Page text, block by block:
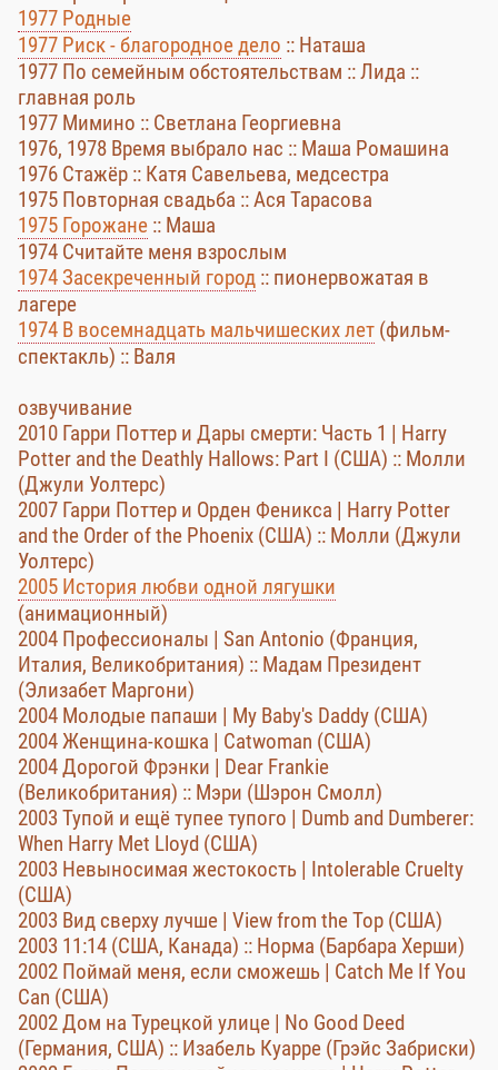
1977 Родные
1977 Риск - благородное дело :: Наташа
1977 По семейным обстоятельствам :: Лида ::
главная роль
1977 Мимино :: Светлана Георгиевна
1976, 1978 Время выбрало нас :: Маша Ромашина
1976 Стажёр :: Катя Савельева, медсестра
1975 Повторная свадьба :: Ася Тарасова
1975 Горожане :: Маша
1974 Считайте меня взрослым
1974 Засекреченный город :: пионервожатая в
лагере
1974 В восемнадцать мальчишеских лет (фильм-
спектакль) :: Валя
озвучивание
2010 Гарри Поттер и Дары смерти: Часть 1 | Harry
Potter and the Deathly Hallows: Part I (США) :: Молли
(Джули Уолтерс)
2007 Гарри Поттер и Орден Феникса | Harry Potter
and the Order of the Phoenix (США) :: Молли (Джули
Уолтерс)
2005 История любви одной лягушки
(анимационный)
2004 Профессионалы | San Antonio (Франция,
Италия, Великобритания) :: Мадам Президент
(Элизабет Маргони)
2004 Молодые папаши | My Baby's Daddy (США)
2004 Женщина-кошка | Catwoman (США)
2004 Дорогой Фрэнки | Dear Frankie
(Великобритания) :: Мэри (Шэрон Смолл)
2003 Тупой и ещё тупее тупого | Dumb and Dumberer:
When Harry Met Lloyd (США)
2003 Невыносимая жестокость | Intolerable Cruelty
(США)
2003 Вид сверху лучше | View from the Top (США)
2003 11:14 (США, Канада) :: Норма (Барбара Херши)
2002 Поймай меня, если сможешь | Catch Me If You
Can (США)
2002 Дом на Турецкой улице | No Good Deed
(Германия, США) :: Изабель Куарре (Грэйс Забриски)